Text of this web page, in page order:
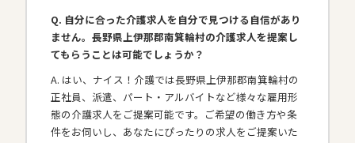
Q. 自分に合った介護求人を自分で見つける自信があり
ません。長野県上伊那郡南箕輪村の介護求人を提案し
てもらうことは可能でしょうか？
A. はい、ナイス！介護では長野県上伊那郡南箕輪村の
正社員、派遣、パート・アルバイトなど様々な雇用形
態の介護求人をご提案可能です。ご希望の働き方や条
件をお伺いし、あなたにぴったりの求人をご提案いた